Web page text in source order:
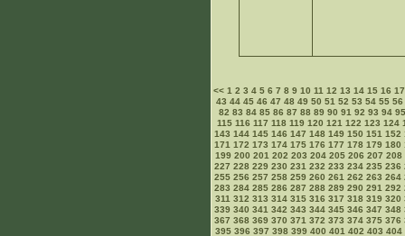
<<1 2 3 4 5 6 7 8 9 10 11 12 13 14 15 16 17
43 44 45 46 47 48 49 50 51 52 53 54 55 56
82 83 84 85 86 87 88 89 90 91 92 93 94 95
115 116 117 118 119 120 121 122 123 124
143 144 145 146 147 148 149 150 151 152
171 172 173 174 175 176 177 178 179 180
199 200 201 202 203 204 205 206 207 208
227 228 229 230 231 232 233 234 235 236
255 256 257 258 259 260 261 262 263 264
283 284 285 286 287 288 289 290 291 292
311 312 313 314 315 316 317 318 319 320
339 340 341 342 343 344 345 346 347 348
367 368 369 370 371 372 373 374 375 376
395 396 397 398 399 400 401 402 403 404